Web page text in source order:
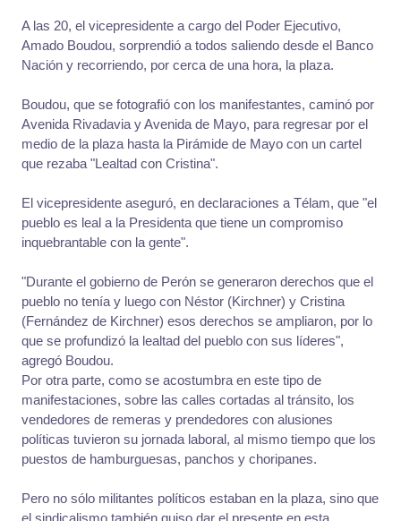
A las 20, el vicepresidente a cargo del Poder Ejecutivo,
Amado Boudou, sorprendió a todos saliendo desde el Banco
Nación y recorriendo, por cerca de una hora, la plaza.
Boudou, que se fotografió con los manifestantes, caminó por
Avenida Rivadavia y Avenida de Mayo, para regresar por el
medio de la plaza hasta la Pirámide de Mayo con un cartel
que rezaba "Lealtad con Cristina".
El vicepresidente aseguró, en declaraciones a Télam, que "el
pueblo es leal a la Presidenta que tiene un compromiso
inquebrantable con la gente".
"Durante el gobierno de Perón se generaron derechos que el
pueblo no tenía y luego con Néstor (Kirchner) y Cristina
(Fernández de Kirchner) esos derechos se ampliaron, por lo
que se profundizó la lealtad del pueblo con sus líderes",
agregó Boudou.
Por otra parte, como se acostumbra en este tipo de
manifestaciones, sobre las calles cortadas al tránsito, los
vendedores de remeras y prendedores con alusiones
políticas tuvieron su jornada laboral, al mismo tiempo que los
puestos de hamburguesas, panchos y choripanes.
Pero no sólo militantes políticos estaban en la plaza, sino que
el sindicalismo también quiso dar el presente en esta